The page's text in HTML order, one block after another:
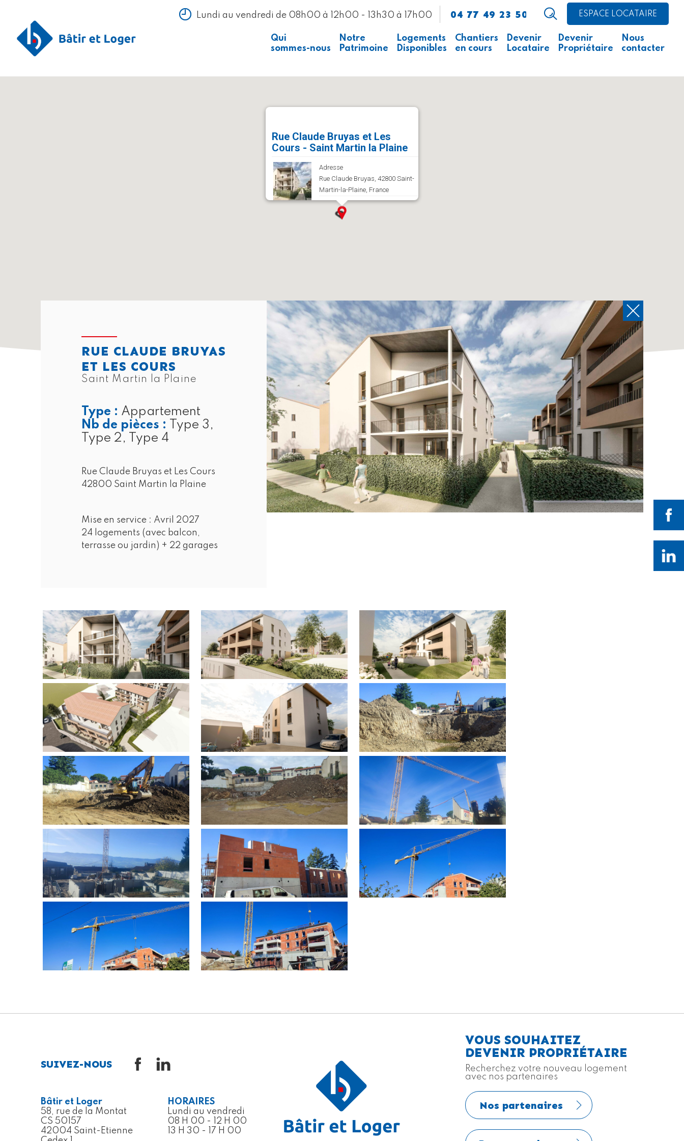
Lundi au vendredi de 08h00 à 12h00 - 13h30 à 17h00 04 77 49 23 50
Qui
sommes-nous
Notre
Patrimoine
Logements
Disponibles
Chantiers
en cours
concurrence
Devenir
Locataire
Devenir
Propriétaire
Nous
contacter
ESPACE LOCATAIRE
Rue Claude Bruyas et Les
Cours - Saint Martin la Plaine
Adresse
Rue Claude Bruyas, 42800 Saint-
Martin-la-Plaine, France
RUE CLAUDE BRUYAS
ET LES COURS
Saint Martin la Plaine
Type : Appartement
Nb de pièces : Type 3,
Type 2, Type 4
Rue Claude Bruyas et Les Cours
42800 Saint Martin la Plaine
Mise en service : Avril 2027
24 logements (avec balcon,
terrasse ou jardin) + 22 garages
SUIVEZ-NOUS
Bâtir et Loger
58, rue de la Montat
CS 50157
42004 Saint-Etienne
HORAIRES
Lundi au vendredi
08 H 00 - 12 H 00
13 H 30 - 17 H 00
VOUS SOUHAITEZ
DEVENIR PROPRIÉTAIRE
Recherchez votre nouveau logement
avec nos partenaires
Nos partenaires